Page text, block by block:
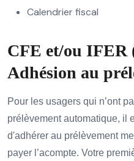
Calendrier fiscal
CFE et/ou IFER
Adhésion au
Pour les usagers qui n’ont
prélèvement automatique, il
d'adhérer au prélèvement
payer l’acompte. Votre